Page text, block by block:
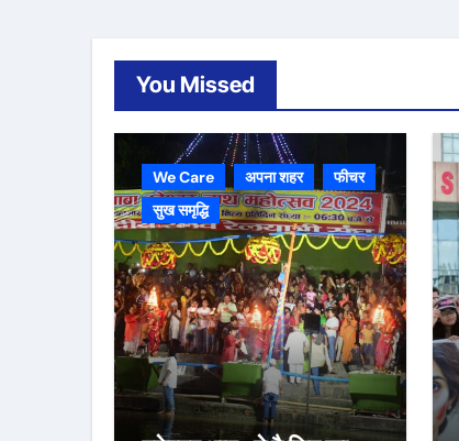
You Missed
We Care अपना शहर
फीचर
सुख समृद्धि